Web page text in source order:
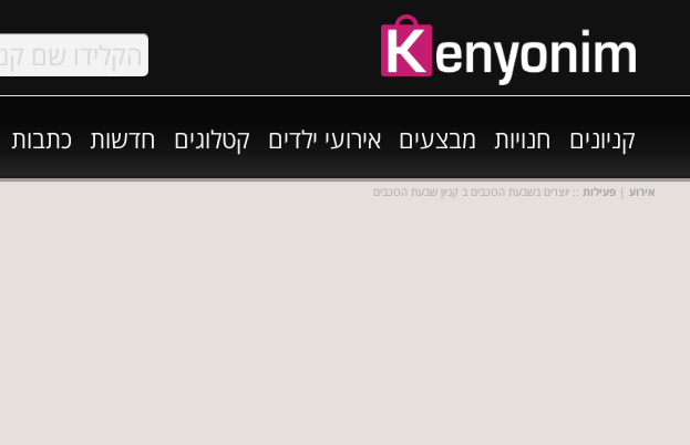
קניונים חנויות מבצעים אירועי ילדים קטלוגים חדשות כתבות
אירוע | פעילות :: יוצרים בשבעת הכוכבים ב קניון שבעת הכוכבים